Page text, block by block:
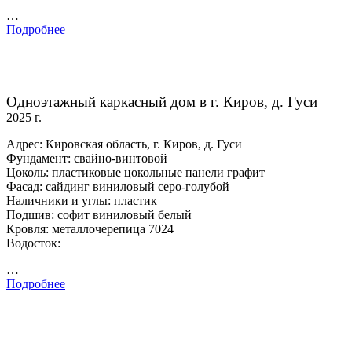
…
Подробнее
Одноэтажный каркасный дом в г. Киров, д. Гуси
2025 г.
Адрес: Кировская область, г. Киров, д. Гуси
Фундамент: свайно-винтовой
Цоколь: пластиковые цокольные панели графит
Фасад: сайдинг виниловый серо-голубой
Наличники и углы: пластик
Подшив: софит виниловый белый
Кровля: металлочерепица 7024
Водосток:
…
Подробнее